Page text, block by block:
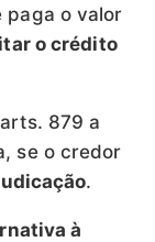
paga o valor
o crédito
879 a
se o credor
.
à